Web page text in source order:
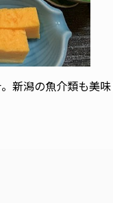
潟の魚介類も美味